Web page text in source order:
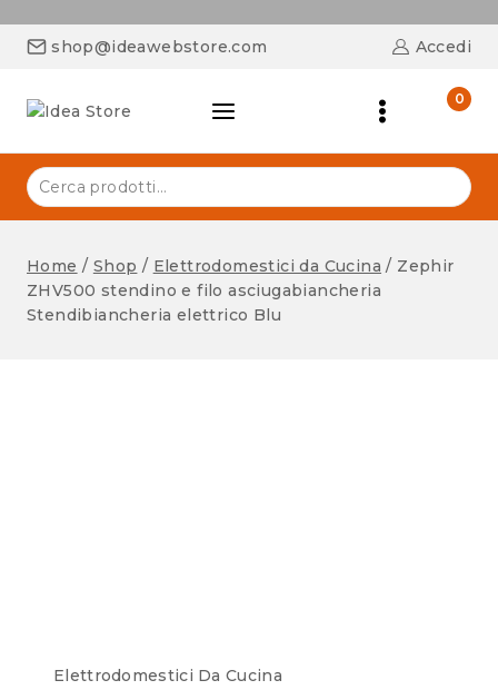
shop@ideawebstore.com Accedi
0
Home / Shop / Elettrodomestici da Cucina / Zephir
ZHV500 stendino e filo asciugabiancheria
Stendibiancheria elettrico Blu
Elettrodomestici Da Cucina